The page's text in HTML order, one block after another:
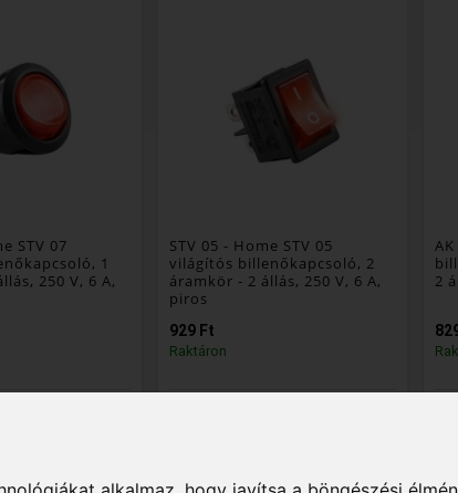
STV 07
1
250 V, 6 A,
5 db
STV 05 - Home STV 05
világítós billenőkapcsoló, 2
áramkör - 2 állás, 250 V, 6 A,
piros
929 Ft
Raktáron
2